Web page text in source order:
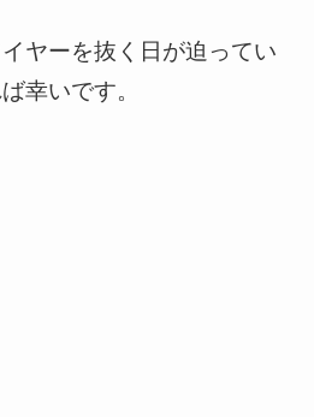
ヤーを抜く日が迫ってい
幸いです。